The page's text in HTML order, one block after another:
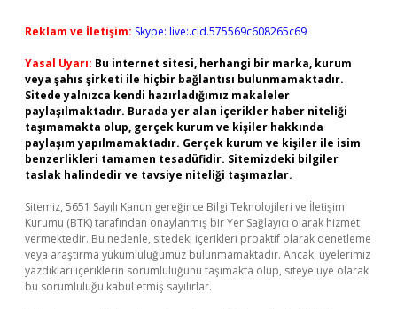
Reklam ve İletişim: Skype: live:.cid.575569c608265c69
Yasal Uyarı: Bu internet sitesi, herhangi bir marka, kurum
veya şahıs şirketi ile hiçbir bağlantısı bulunmamaktadır.
Sitede yalnızca kendi hazırladığımız makaleler
paylaşılmaktadır. Burada yer alan içerikler haber niteliği
taşımamakta olup, gerçek kurum ve kişiler hakkında
paylaşım yapılmamaktadır. Gerçek kurum ve kişiler ile isim
benzerlikleri tamamen tesadüfidir. Sitemizdeki bilgiler
taslak halindedir ve tavsiye niteliği taşımazlar.
Sitemiz, 5651 Sayılı Kanun gereğince Bilgi Teknolojileri ve İletişim
Kurumu (BTK) tarafından onaylanmış bir Yer Sağlayıcı olarak hizmet
vermektedir. Bu nedenle, sitedeki içerikleri proaktif olarak denetleme
veya araştırma yükümlülüğümüz bulunmamaktadır. Ancak, üyelerimiz
yazdıkları içeriklerin sorumluluğunu taşımakta olup, siteye üye olarak
bu sorumluluğu kabul etmiş sayılırlar.